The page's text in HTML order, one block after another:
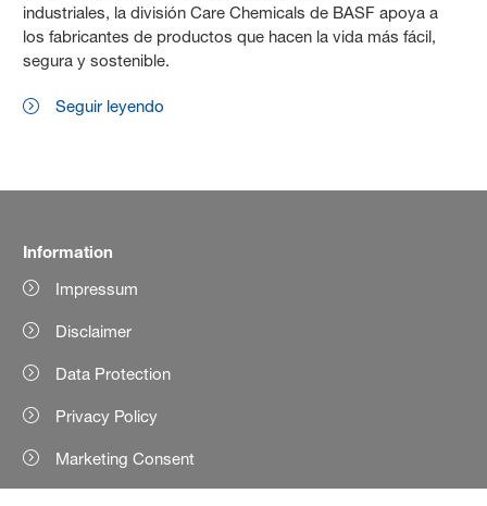
industriales, la división Care Chemicals de BASF apoya a
los fabricantes de productos que hacen la vida más fácil,
segura y sostenible.
Seguir leyendo
Information
Impressum
Disclaimer
Data Protection
Privacy Policy
Marketing Consent